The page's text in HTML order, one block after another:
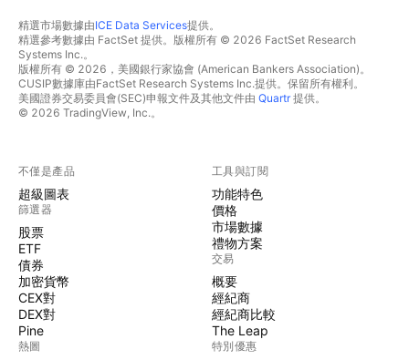
精選市場數據由ICE Data Services提供。
精選參考數據由 FactSet 提供。版權所有 © 2026 FactSet Research
Systems Inc.。
版權所有 © 2026，美國銀行家協會 (American Bankers Association)。
CUSIP數據庫由FactSet Research Systems Inc.提供。保留所有權利。
美國證券交易委員會(SEC)申報文件及其他文件由 Quartr提供。
© 2026 TradingView, Inc.。
不僅是產品
超級圖表
篩選器
股票
ETF
債券
加密貨幣
CEX對
DEX對
Pine
熱圖
工具與訂閱
功能特色
價格
市場數據
禮物方案
交易
概要
經紀商
經紀商比較
The Leap
特別優惠